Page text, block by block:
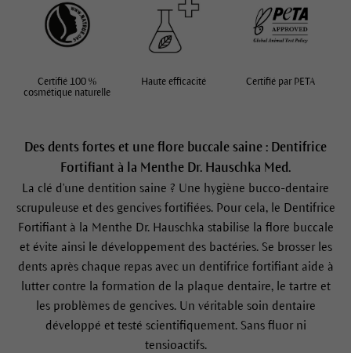
Des dents fortes et une flore buccale saine : Dentifrice
Fortifiant à la Menthe Dr. Hauschka Med.
La clé d'une dentition saine ? Une hygiène bucco-dentaire
scrupuleuse et des gencives fortifiées. Pour cela, le Dentifrice
Fortifiant à la Menthe Dr. Hauschka stabilise la flore buccale
et évite ainsi le développement des bactéries. Se brosser les
dents après chaque repas avec un dentifrice fortifiant aide à
lutter contre la formation de la plaque dentaire, le tartre et
les problèmes de gencives. Un véritable soin dentaire
développé et testé scientifiquement. Sans fluor ni
tensioactifs.
Certifié 100 %
cosmétique naturelle
Haute efficacité Certifié par PETA